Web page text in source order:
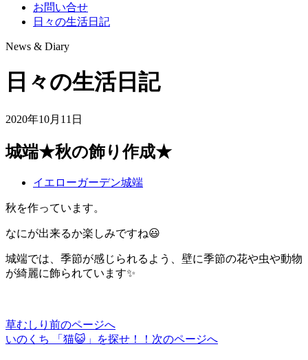
お問い合せ
日々の生活日記
News & Diary
日々の生活日記
2020年10月11日
城端★秋の飾り作成★
イエローガーデン城端
秋を作っています。
なにが出来るか楽しみですね😃
城端では、季節が感じられるよう、壁に季節の花や虫や動物
が綺麗に飾られています✨
投
草むしり 前のページへ
いのくち 「猫😺」を探せ！！ 次のページへ